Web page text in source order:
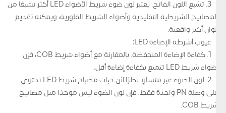
3. تشبع اللون الفاتح. يعتبر لون ضوء شريط الأضواء LED أكثر تشبعًا من
المصابيح الشريطية التقليدية وأضواء الشريط الفلورية، ويمكنه تقديم
ألوان أكثر واقعية.
عيوب أشرطة الإضاءة LED:
1. كفاءة الإضاءة المنخفضة. بالمقارنة مع أضواء شريط COB، فإن
أضواء شريط LED تتمتع بكفاءة إضاءة أقل.
2. لون الضوء غير متساوٍ. نظرًا لأن حبات مصباح شريط LED تحتوي
على وصلة PN واحدة فقط، فإن لون الضوء ليس موحدًا مثل مصابيح
شريط COB.